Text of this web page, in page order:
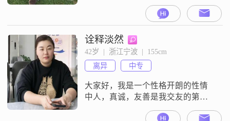
国企单位，月收入在5000元---8000
元之间##3002##本人性格独立自
信，注重健康养身，追求自我的内
心富足松弛惬意，喜欢小确幸的生
活##3002##平时喜欢看电影和听音
乐，这让我能够在忙碌的工作之余
放松心情
诠释淡然
42岁  |  浙江宁波  |  155cm
离异
中专
大家好，我是一个性格开朗的性情
中人，真诚，友善是我交友的第一